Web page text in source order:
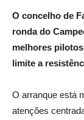
O concelho de
ronda do
melhores
limite a
O arranque está
atenções